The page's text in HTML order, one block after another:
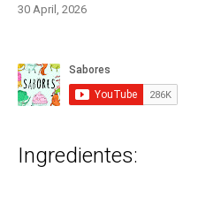
30 April, 2026
Ingredientes: